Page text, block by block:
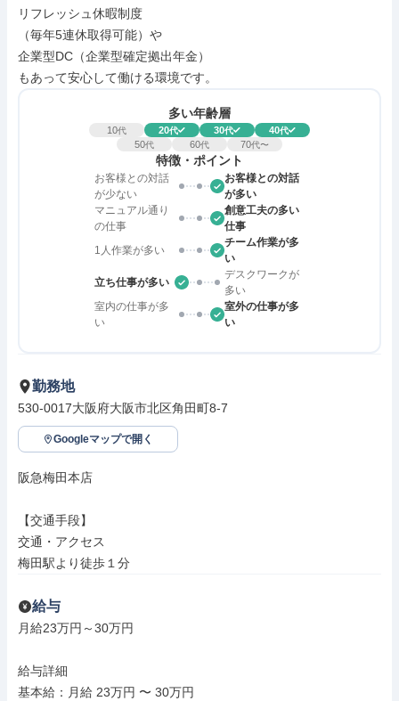
リフレッシュ休暇制度
（毎年5連休取得可能）や
企業型DC（企業型確定拠出年金）
もあって安心して働ける環境です。
多い年齢層
10代 20代 30代 40代
50代 60代 70代〜
特徴・ポイント
お客様との対話
が少ない
お客様との対話
が多い
マニュアル通り
の仕事
創意工夫の多い
仕事
1人作業が多い
チーム作業が多
い
立ち仕事が多い
デスクワークが
多い
室内の仕事が多
い
室外の仕事が多
い
勤務地
530-0017大阪府大阪市北区角田町8-7
Googleマップで開く
阪急梅田本店
【交通手段】
交通・アクセス
梅田駅より徒歩１分
給与
月給23万円～30万円
給与詳細
基本給：月給 23万円 〜 30万円